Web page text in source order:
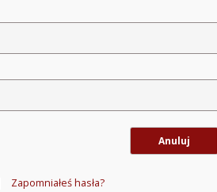
Anuluj
Zapomniałeś hasła?